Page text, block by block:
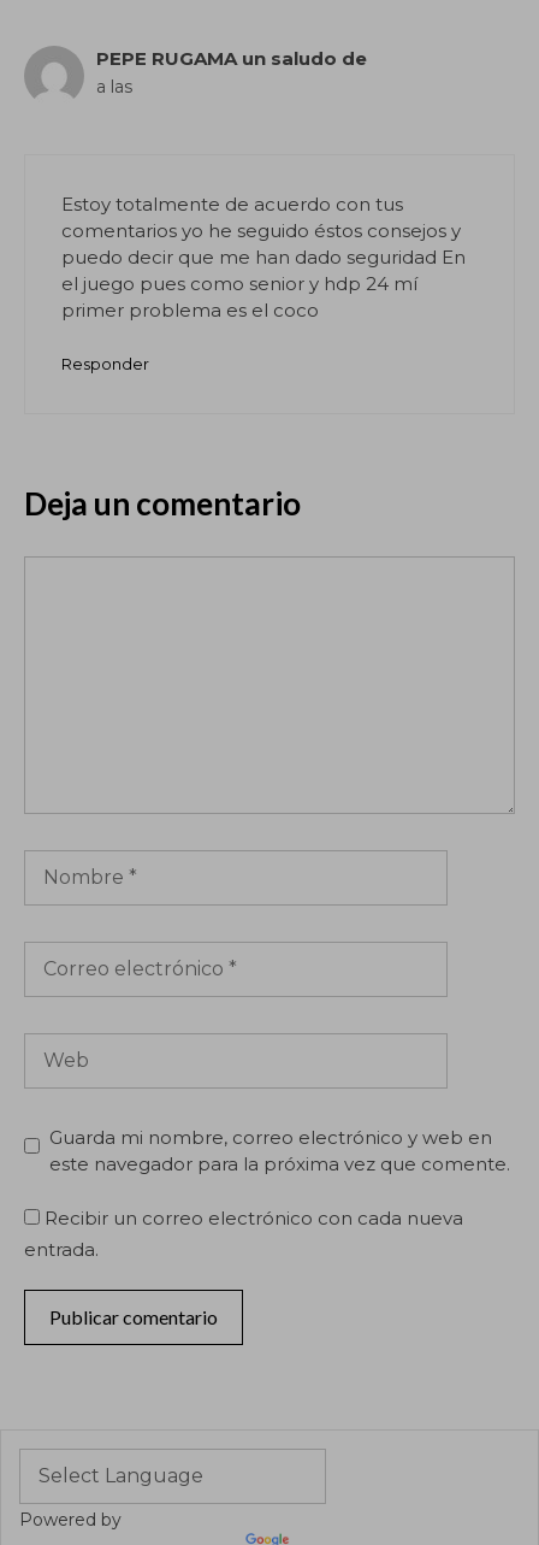
PEPE RUGAMA un saludo de
a las
Estoy totalmente de acuerdo con tus
comentarios yo he seguido éstos consejos y
puedo decir que me han dado seguridad En
el juego pues como senior y hdp 24 mí
primer problema es el coco
Responder
Deja un comentario
electrónico
Guarda mi nombre, correo electrónico y web en
este navegador para la próxima vez que comente.
Recibir un correo electrónico con cada nueva
entrada.
Powered by